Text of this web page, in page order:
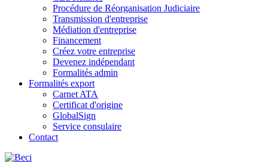
Procédure de Réorganisation Judiciaire
Transmission d'entreprise
Médiation d'entreprise
Financement
Créez votre entreprise
Devenez indépendant
Formalités admin
Formalités export
Carnet ATA
Certificat d'origine
GlobalSign
Service consulaire
Contact